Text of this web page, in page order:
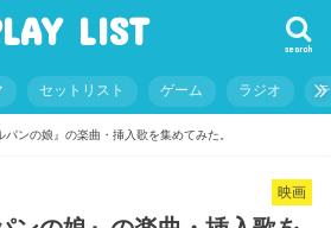
LIST search
セットリスト ゲーム ラジオ
パンの娘』の楽曲・挿入歌を集めてみた。
映画